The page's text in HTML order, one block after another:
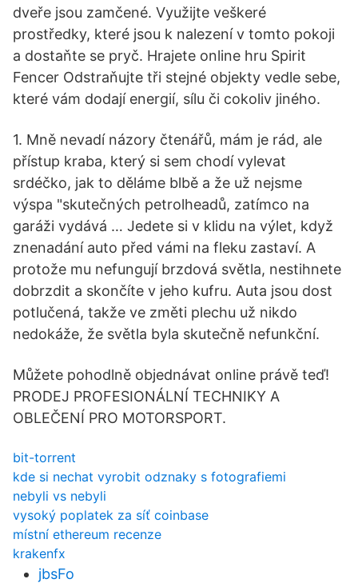
dveře jsou zamčené. Využijte veškeré
prostředky, které jsou k nalezení v tomto pokoji
a dostaňte se pryč. Hrajete online hru Spirit
Fencer Odstraňujte tři stejné objekty vedle sebe,
které vám dodají energií, sílu či cokoliv jiného.
1. Mně nevadí názory čtenářů, mám je rád, ale
přístup kraba, který si sem chodí vylevat
srdéčko, jak to děláme blbě a že už nejsme
výspa "skutečných petrolheadů, zatímco na
garáži vydává … Jedete si v klidu na výlet, když
znenadání auto před vámi na fleku zastaví. A
protože mu nefungují brzdová světla, nestihnete
dobrzdit a skončíte v jeho kufru. Auta jsou dost
potlučená, takže ve změti plechu už nikdo
nedokáže, že světla byla skutečně nefunkční.
Můžete pohodlně objednávat online právě teď!
PRODEJ PROFESIONÁLNÍ TECHNIKY A
OBLEČENÍ PRO MOTORSPORT.
bit-torrent
kde si nechat vyrobit odznaky s fotografiemi
nebyli vs nebyli
vysoký poplatek za síť coinbase
místní ethereum recenze
krakenfx
jbsFo